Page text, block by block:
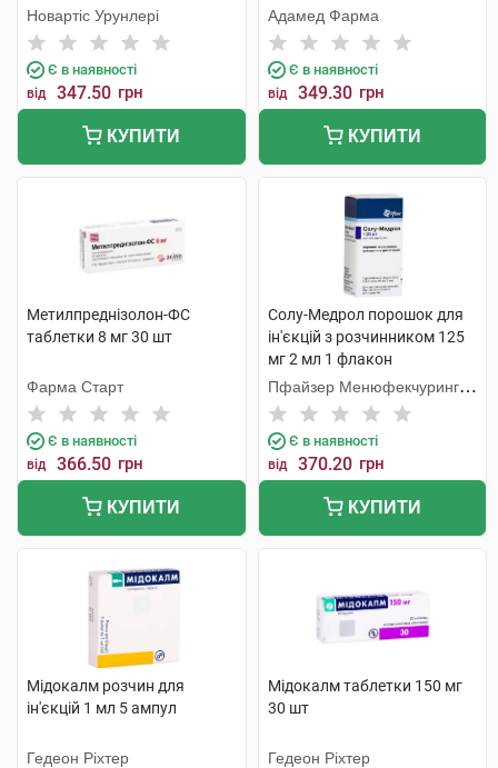
Новартіс Урунлері
Є в наявності
від 347.50 грн
КУПИТИ
Адамед Фарма
Є в наявності
від 349.30 грн
КУПИТИ
Метилпреднізолон-ФС
таблетки 8 мг 30 шт
Фарма Старт
Є в наявності
від 366.50 грн
КУПИТИ
Солу-Медрол порошок для
ін'єкцій з розчинником 125
мг 2 мл 1 флакон
Пфайзер Менюфекчуринг
Бельгія
Є в наявності
від 370.20 грн
КУПИТИ
Мідокалм розчин для
ін'єкцій 1 мл 5 ампул
Гедеон Ріхтер
Мідокалм таблетки 150 мг
30 шт
Гедеон Ріхтер